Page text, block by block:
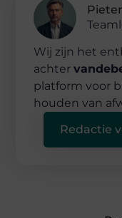
Wij zijn het
achter
platform voor
houden van
Redactie